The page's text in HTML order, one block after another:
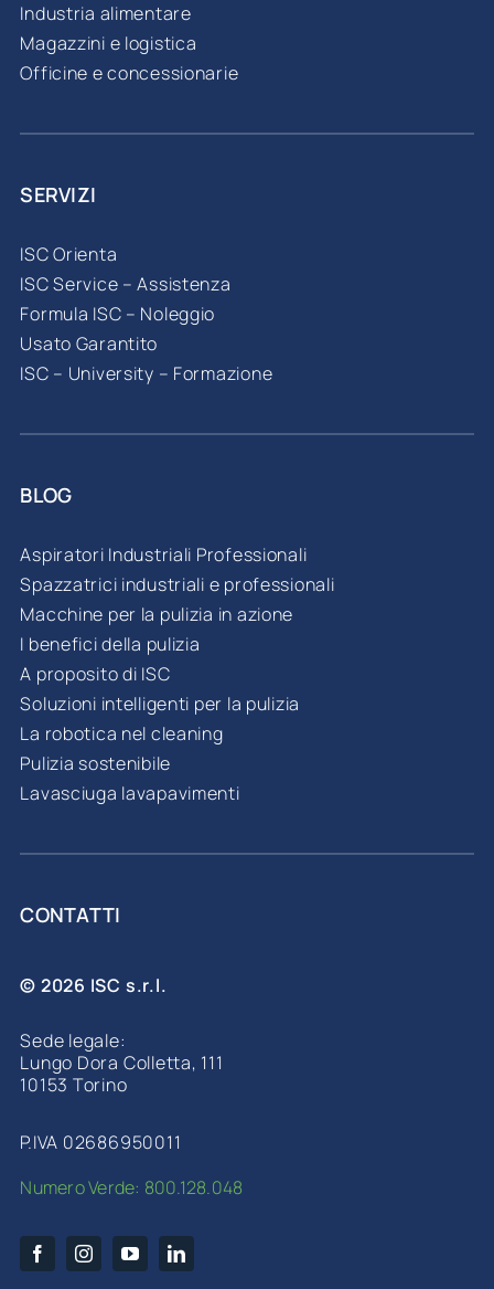
Industria alimentare
Magazzini e logistica
Officine e concessionarie
SERVIZI
ISC Orienta
ISC Service – Assistenza
Formula ISC – Noleggio
Usato Garantito
ISC – University – Formazione
BLOG
Aspiratori Industriali Professionali
Spazzatrici industriali e professionali
Macchine per la pulizia in azione
I benefici della pulizia
A proposito di ISC
Soluzioni intelligenti per la pulizia
La robotica nel cleaning
Pulizia sostenibile
Lavasciuga lavapavimenti
CONTATTI
© 2026 ISC s.r.l.
Sede legale:
Lungo Dora Colletta, 111
10153 Torino
P.IVA 02686950011
Numero Verde: 800.128.048